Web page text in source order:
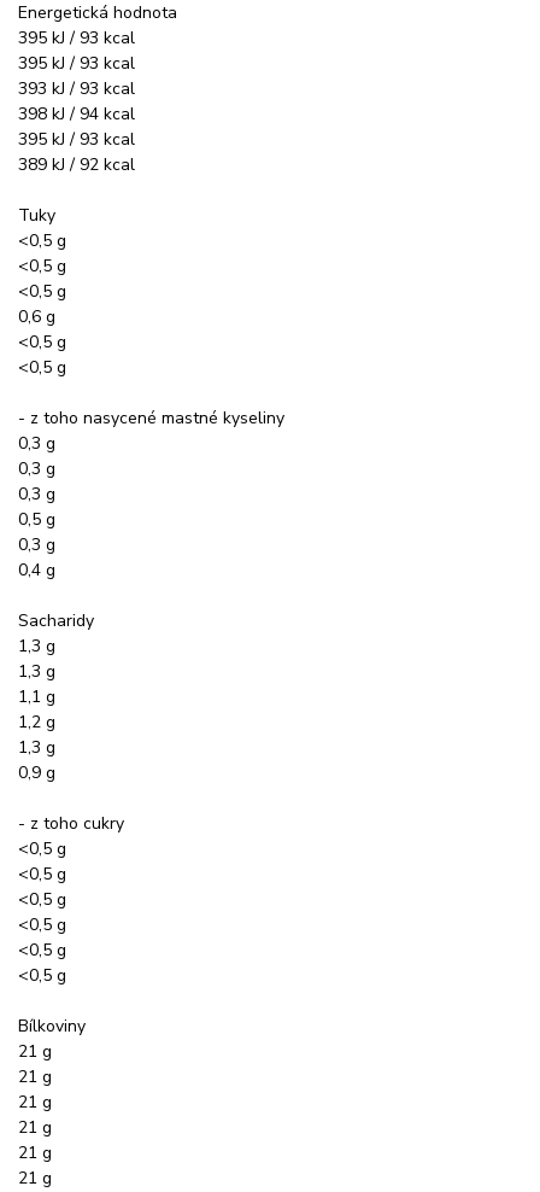
Energetická hodnota
395 kJ / 93 kcal
395 kJ / 93 kcal
393 kJ / 93 kcal
398 kJ / 94 kcal
395 kJ / 93 kcal
389 kJ / 92 kcal
Tuky
<0,5 g
<0,5 g
<0,5 g
0,6 g
<0,5 g
<0,5 g
- z toho nasycené mastné kyseliny
0,3 g
0,3 g
0,3 g
0,5 g
0,3 g
0,4 g
Sacharidy
1,3 g
1,3 g
1,1 g
1,2 g
1,3 g
0,9 g
- z toho cukry
<0,5 g
<0,5 g
<0,5 g
<0,5 g
<0,5 g
<0,5 g
Bílkoviny
21 g
21 g
21 g
21 g
21 g
21 g